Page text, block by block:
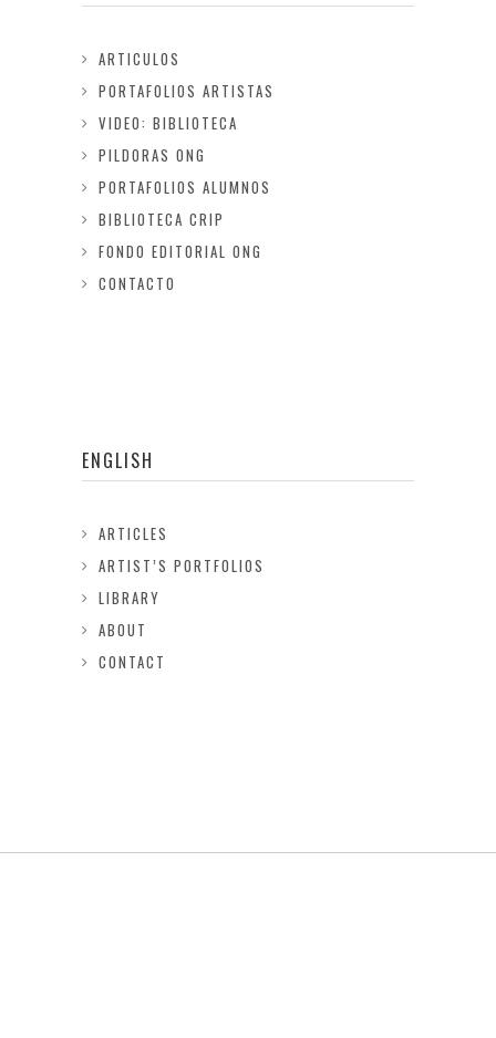
ARTICULOS
PORTAFOLIOS ARTISTAS
VIDEO: BIBLIOTECA
PILDORAS ONG
PORTAFOLIOS ALUMNOS
BIBLIOTECA CRIP
FONDO EDITORIAL ONG
CONTACTO
ENGLISH
ARTICLES
ARTIST’S PORTFOLIOS
LIBRARY
ABOUT
CONTACT